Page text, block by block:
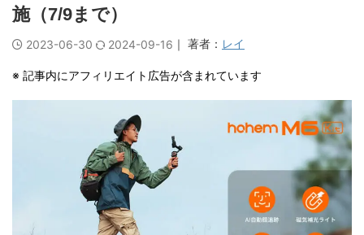
施（7/9まで）
2023-06-30 2024-09-16 ｜ 著者： レイ
※ 記事内にアフィリエイト広告が含まれています